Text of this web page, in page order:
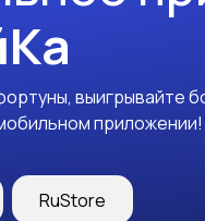
выигрывайте
приложении!
RuStore